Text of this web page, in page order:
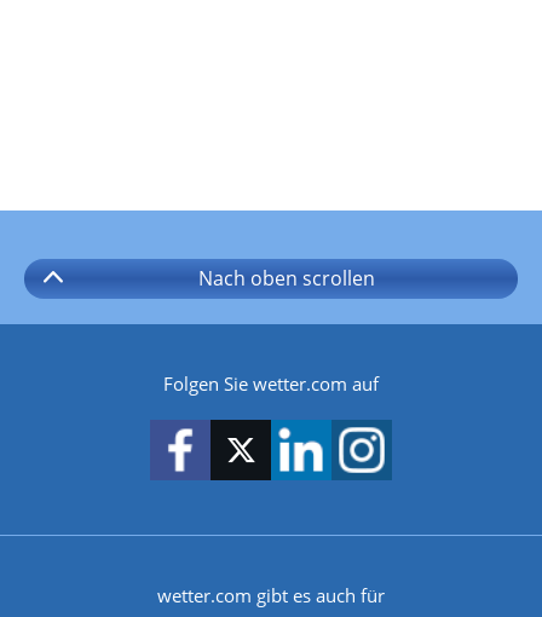
Nach oben scrollen
Folgen Sie wetter.com auf
wetter.com gibt es auch für